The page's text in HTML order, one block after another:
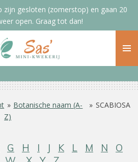
zijn gesloten (zomerstop) en gaan 20
open. Graag tot dan!
» Botanische naam (A-
Z)
» SCABIOSA
G H I J K L M N
O